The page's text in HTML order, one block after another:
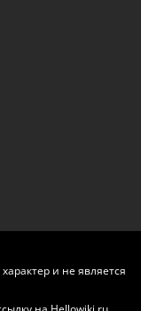
и не является